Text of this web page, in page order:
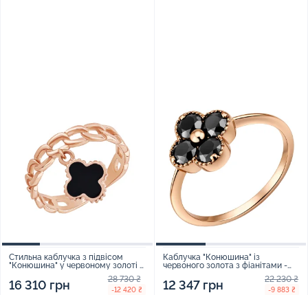
Стильна каблучка з підвісом
"Конюшина" у червоному золоті з
16 310 грн 28 730 ₴
-12 420 ₴
Каблучка "Конюшина" із
червоного золота з фіанітами -
12 347 грн 22 230 ₴
-9 883 ₴